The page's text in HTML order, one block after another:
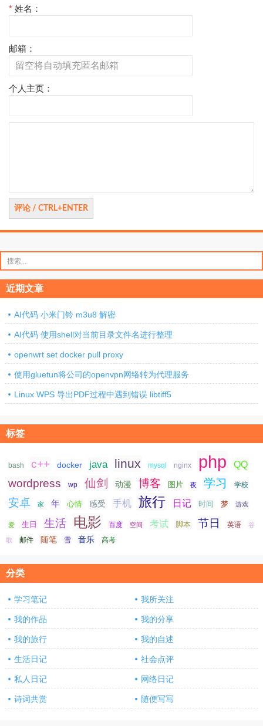
页
* 姓名：
邮箱：
个人主页：
索：
近期文章
AI代码 小米门铃 m3u8 解密
AI代码 使用shell对当前目录文件名进行整理
openwrt set docker pull proxy
使用gluetun将公司的openvpn网络转为代理服务
Linux WPS 导出PDF过程中遇到错误 libtiff5
标签
bash c++ docker java linux mysql nginx php QQ
wordpress wp 仙剑 动漫 博客 图片 夜 学习 学校
安卓 家 年 心情 感受 手机 旅行 日记 时间 梦 游戏
爱 生日 生活 电影 百度 空间 考试 脚本 节日 英语 谷
歌 邮件 随笔 雪 音乐 高考
分类
学习笔记 我所关注
我的作品 我的分享
我的旅行 我的自述
生活日记 社会点评
私人日记 网络日记
诗词共赏 随便写写